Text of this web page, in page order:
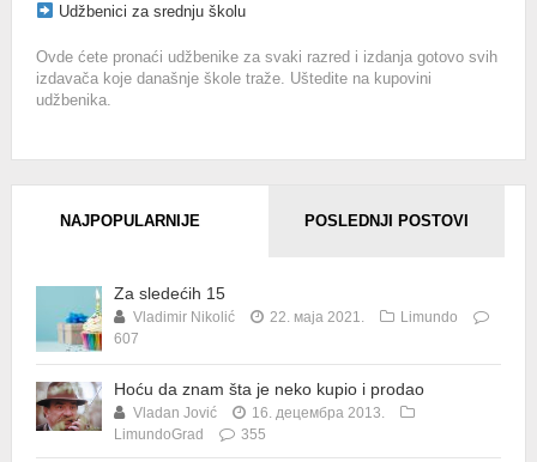
Udžbenici za srednju školu
Ovde ćete pronaći udžbenike za svaki razred i izdanja gotovo svih
izdavača koje današnje škole traže. Uštedite na kupovini
udžbenika.
NAJPOPULARNIJE POSLEDNJI POSTOVI
Za sledećih 15
Vladimir Nikolić 22. маја 2021.
Limundo
607
Hoću da znam šta je neko kupio i prodao
Vladan Jović
16. децембра 2013.
LimundoGrad
355